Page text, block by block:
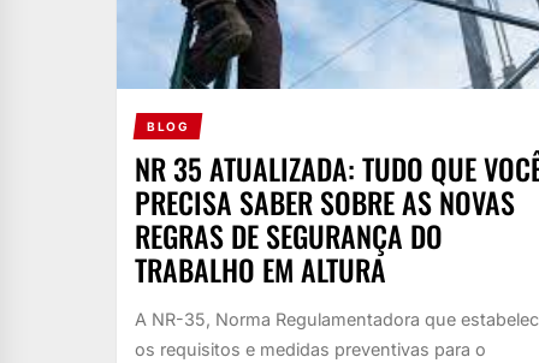
BLOG
NR 35 ATUALIZADA: TUDO QUE
PRECISA SABER SOBRE AS NOVAS
REGRAS DE SEGURANÇA DO
TRABALHO EM ALTURA
A NR-35, Norma Regulamentadora que
os requisitos e medidas preventivas para o